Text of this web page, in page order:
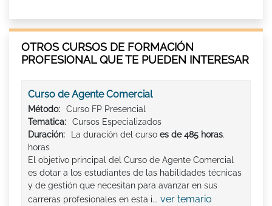
OTROS CURSOS DE FORMACIÓN
PROFESIONAL QUE TE PUEDEN INTERESAR
Curso de Agente Comercial
Método:
Curso FP Presencial
Tematica:
Cursos Especializados
Duración:
La duración del curso es de 485 horas.
horas
El objetivo principal del Curso de Agente Comercial
es dotar a los estudiantes de las habilidades técnicas
y de gestión que necesitan para avanzar en sus
carreras profesionales en esta i... ver temario